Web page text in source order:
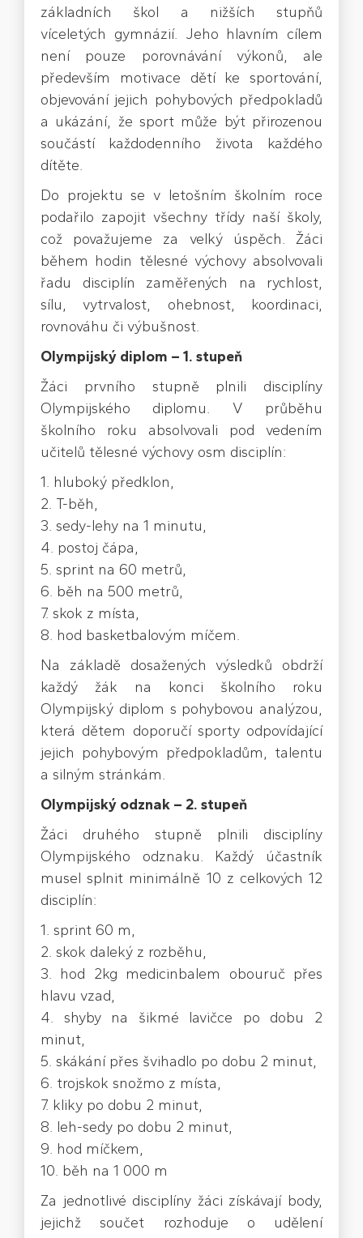
základních škol a nižších stupňů
víceletých gymnázií. Jeho hlavním cílem
není pouze porovnávání výkonů, ale
především motivace dětí ke sportování,
objevování jejich pohybových předpokladů
a ukázání, že sport může být přirozenou
součástí každodenního života každého
dítěte.
Do projektu se v letošním školním roce
podařilo zapojit všechny třídy naší školy,
což považujeme za velký úspěch. Žáci
během hodin tělesné výchovy absolvovali
řadu disciplín zaměřených na rychlost,
sílu, vytrvalost, ohebnost, koordinaci,
rovnováhu či výbušnost.
Olympijský diplom – 1. stupeň
Žáci prvního stupně plnili disciplíny
Olympijského diplomu. V průběhu
školního roku absolvovali pod vedením
učitelů tělesné výchovy osm disciplín:
1. hluboký předklon,
2. T-běh,
3. sedy-lehy na 1 minutu,
4. postoj čápa,
5. sprint na 60 metrů,
6. běh na 500 metrů,
7. skok z místa,
8. hod basketbalovým míčem.
Na základě dosažených výsledků obdrží
každý žák na konci školního roku
Olympijský diplom s pohybovou analýzou,
která dětem doporučí sporty odpovídající
jejich pohybovým předpokladům, talentu
a silným stránkám.
Olympijský odznak – 2. stupeň
Žáci druhého stupně plnili disciplíny
Olympijského odznaku. Každý účastník
musel splnit minimálně 10 z celkových 12
disciplín:
1. sprint 60 m,
2. skok daleký z rozběhu,
3. hod 2kg medicinbalem obouruč přes
hlavu vzad,
4. shyby na šikmé lavičce po dobu 2
minut,
5. skákání přes švihadlo po dobu 2 minut,
6. trojskok snožmo z místa,
7. kliky po dobu 2 minut,
8. leh-sedy po dobu 2 minut,
9. hod míčkem,
10. běh na 1 000 m
Za jednotlivé disciplíny žáci získávají body,
jejichž součet rozhoduje o udělení